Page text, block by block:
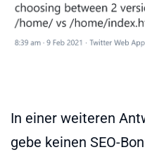
In einer weiteren
gebe keinen SEO-